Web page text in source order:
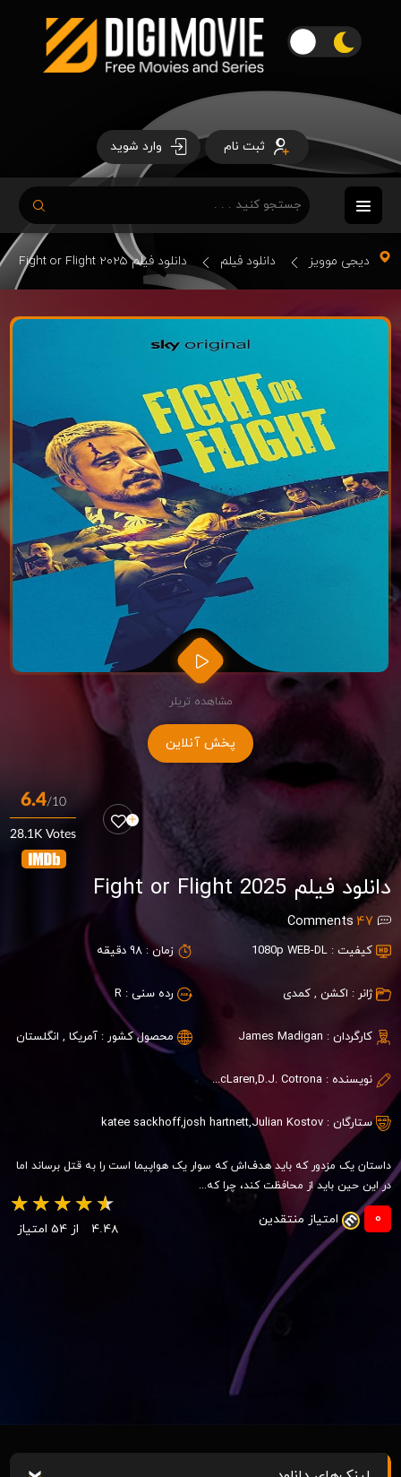
ثبت نام وارد شوید
دیجی موویز دانلود فیلم دانلود فیلم Fight or Flight 2025
مشاهده تریلر
پخش آنلاین
6.4/10
28.1K Votes
دانلود فیلم Fight or Flight 2025
47
Comments
کیفیت : 1080p WEB-DL زمان : 98 دقیقه
ژانر : اکشن ,کمدی رده سنی : R
کارگردان : James Madigan محصول کشور : آمریکا, انگلستان
نویسنده : Brooks McLaren,D.J. Cotrona
ستارگان : katee sackhoff,josh hartnett,Julian Kostov
داستان یک مزدور که باید هدف‌اش که سوار یک هواپیما است را به قتل برساند اما
در این حین باید از محافظت کند، چرا که...
0 امتیاز منتقدین
4.48 از 54 امتیاز